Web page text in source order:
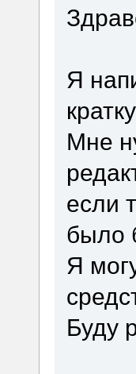
Я
Мне
если
было
Я
Буду